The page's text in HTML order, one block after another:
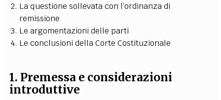
La questione sollevata con l’ordinanza di
remissione
Le argomentazioni delle parti
Le conclusioni della Corte Costituzionale
1. Premessa e considerazioni
introduttive